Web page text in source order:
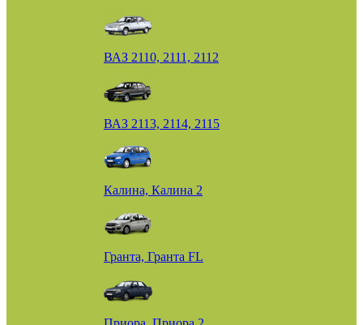
ВАЗ 2110, 2111, 2112
ВАЗ 2113, 2114, 2115
Калина, Калина 2
Гранта, Гранта FL